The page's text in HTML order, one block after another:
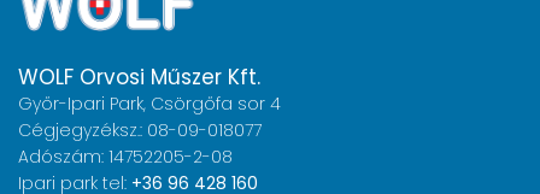
WOLF Orvosi Műszer Kft.
Győr-Ipari Park, Csörgőfa sor 4
Cégjegyzéksz.: 08-09-018077
Adószám: 14752205-2-08
Ipari park tel: +36 96 428 160